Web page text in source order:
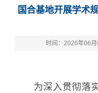
国合基地开展学术
时间：2026年06
为深入贯彻落